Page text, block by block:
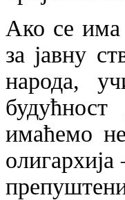
Ако се има
за јавну
народа,
имаћемо